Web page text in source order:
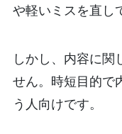
や軽いミスを直し
しかし、内容に関
せん。時短目的で
う人向けです。